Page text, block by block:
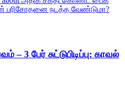
பரிசோதனை நடத்த வேண்டுமா?
பேர் சுட்டுபிடிப்பு: காவல்